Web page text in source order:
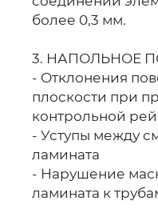
более 0,3 мм.
3. НАПОЛЬНОЕ
- Отклонения
плоскости при
контрольной
- Уступы между
ламината
- Нарушение
ламината к